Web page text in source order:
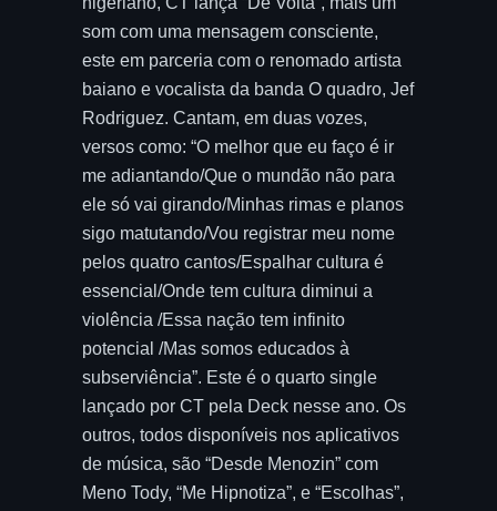
som com uma mensagem consciente,
este em parceria com o renomado artista
baiano e vocalista da banda O quadro, Jef
Rodriguez. Cantam, em duas vozes,
versos como: “O melhor que eu faço é ir
me adiantando/Que o mundão não para
ele só vai girando/Minhas rimas e planos
sigo matutando/Vou registrar meu nome
pelos quatro cantos/Espalhar cultura é
essencial/Onde tem cultura diminui a
violência /Essa nação tem infinito
potencial /Mas somos educados à
subserviência”. Este é o quarto single
lançado por CT pela Deck nesse ano. Os
outros, todos disponíveis nos aplicativos
de música, são “Desde Menozin” com
Meno Tody, “Me Hipnotiza”, e “Escolhas”,